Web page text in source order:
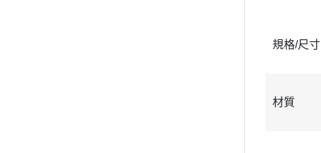
規格/尺寸
材質